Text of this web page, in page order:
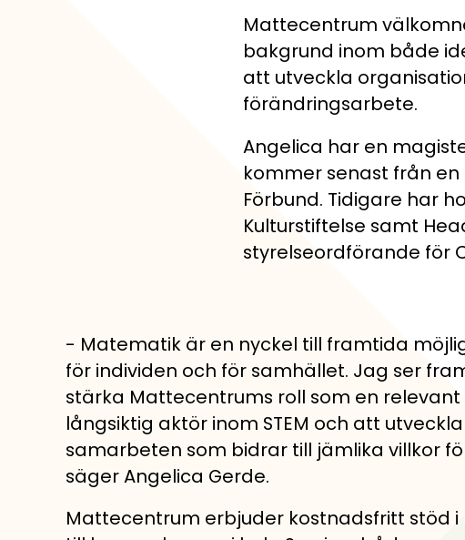
Pluggakuten,
Matteninja
Lekfullt spelkoncept för åk.
Jobba med oss och gör
Mattecentrum
bakgrund inom både
att utveckla
förändringsarbete.
Angelica har en
kommer senast från
Förbund. Tidigare har
Kulturstiftelse samt
styrelseordförande för
- Matematik är en nyckel till framtida
för individen och för samhället. Jag ser
stärka Mattecentrums roll som en relevant
långsiktig aktör inom STEM och att utveckla
samarbeten som bidrar till jämlika villkor
säger Angelica Gerde.
Mattecentrum erbjuder kostnadsfritt stöd